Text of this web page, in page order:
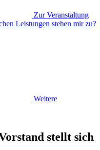
Zur Veranstaltung
Leistungen stehen mir zu?
Weitere
stellt sich